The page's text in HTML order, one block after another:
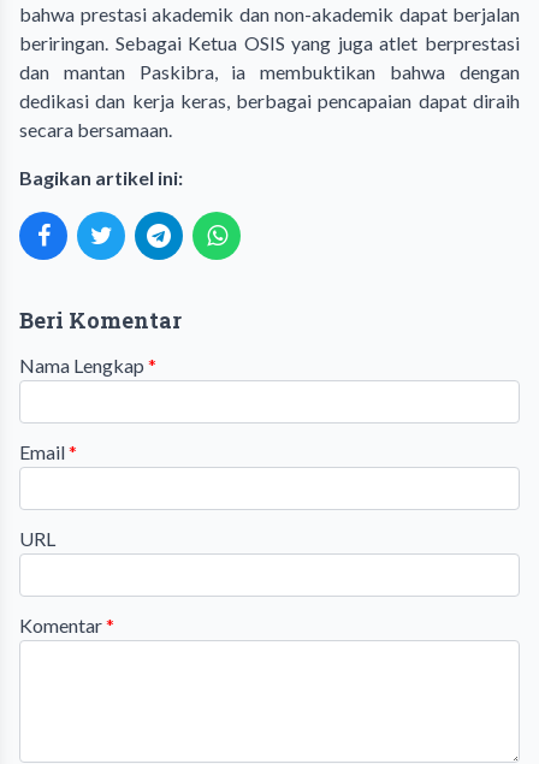
bahwa prestasi akademik dan non-akademik dapat berjalan
beriringan. Sebagai Ketua OSIS yang juga atlet berprestasi
dan mantan Paskibra, ia membuktikan bahwa dengan
dedikasi dan kerja keras, berbagai pencapaian dapat diraih
secara bersamaan.
Bagikan artikel ini:
Beri Komentar
Nama Lengkap *
Email*
URL
Komentar*